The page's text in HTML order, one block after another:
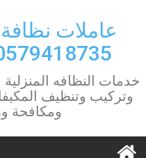
contentعاملات
0549362075
خدمات النظافه
وتركيب وتنظيف
ومكافحة